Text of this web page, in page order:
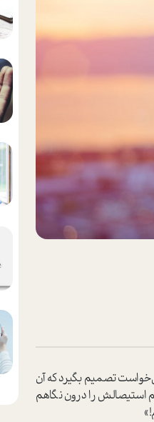
تصمیم بگیرد که آن
استیصالش را درون نگاهم